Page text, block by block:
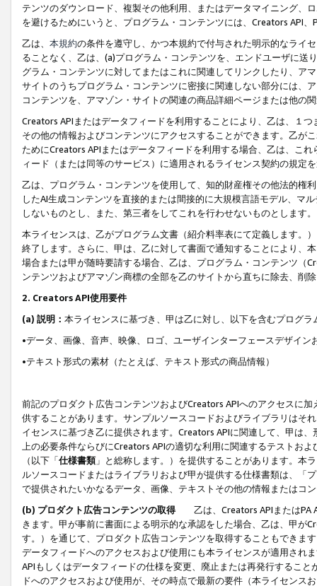
テンツのダウンロード、複製その他利用、またはデータマイニング、
を避けるためにいうと、プログラム・コンテンツには、Creators API
乙は、 本規約の条件を遵守し、かつ本規約で付与された明示的なライ
ることなく、乙は、(a)プログラム・コンテンツを、エンドユーザに
グラム・コンテンツに対してまたはこれに関連してリンクしたり、ア
サイトのうちプログラム・コンテンツに密接に関連しない部分には、
コンテンツを、アマゾン・サイトの関連の商品詳細ページまたは他の
Creators APIまたはデータフィードを利用することにより、乙は、１
その他の情報およびコンテンツにアクセスすることができます。乙が
ためにCreators APIまたはデータフィードを利用する場合、乙は、こ
ィード（または同等のサービス）に適用されるライセンス契約の規定
乙は、プログラム・コンテンツを使用して、知的財産権その他法的権
したAI生成コンテンツを直接的または間接的に大規模言語モデル、マ
しないものとし、また、第三者をしてこれを行わせないものとします。
本ライセンスは、乙がプログラム文書（紹介料率表にて定義します。
終了します。さらに、甲は、乙に対して書面で通知することにより、
場合または甲が随時要請する場合、乙は、プログラム・コンテンツ（
ンテンツおよびアマゾン商標の全部を乙のサイトから直ちに除去、削
2. Creators API使用要件
(a) 説明： 本ライセンスに基づき、甲は乙に対し、以下を含むプログ
•データ、画像、音声、映像、ロゴ、ユーザインターフェースデザイ
•テキスト形式の素材（たとえば、テキスト形式の商品情報）
前記のプロダクト広告コンテンツおよびCreators APIへのアクセスに
供することがあります。サンプルソースコードおよびライブラリはそ
イセンスに基づき乙に提供されます。Creators APIに関連して、甲は
上の必要条件ならびにCreators APIの適切な利用に関連するテストお
（以下「仕様書類」と総称します。）を提供することがあります。本
ルソースコードまたはライブラリおよび甲が提供する仕様書類は、「
で提供されたいかなるデータ、画像、テキストその他の情報またはコ
(b) プロダクト広告コンテンツの取得
乙は、Creators APIまたはPA
きます。甲が事前に書面による明示的な承認をした場合、乙は、甲が
す。）を通じて、プロダクト広告コンテンツを取得することもできま
データフィードへのアクセスおよび使用にも本ライセンスが適用され
APIもしくはデータフィードの仕様を変更、廃止または再発行するこ
ドへのアクセスおよび使用が、その時点で最新の要件（本ライセン